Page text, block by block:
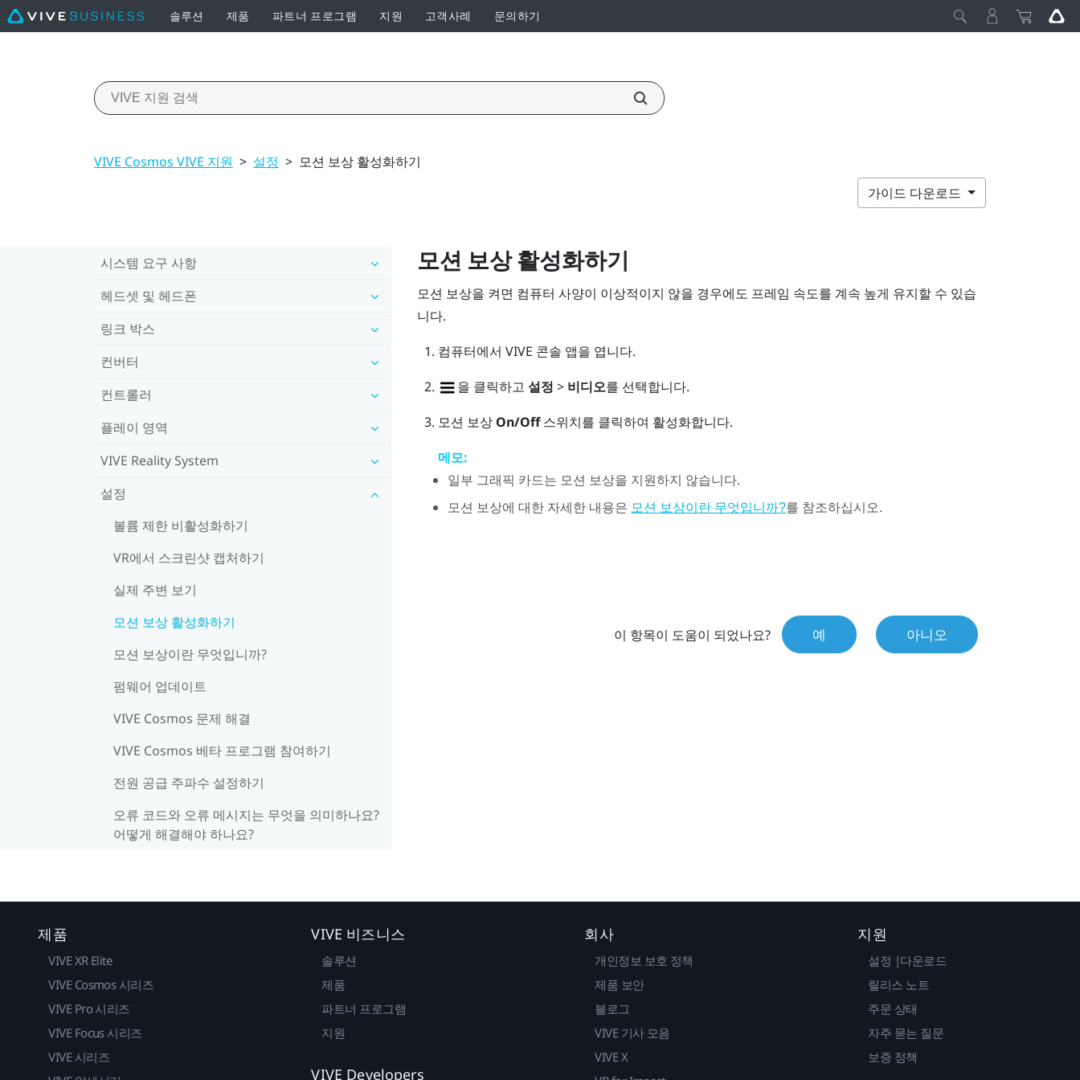
솔루션 제품 파트너 프로그램 지원 고객사례 문의하기
VIVE Cosmos VIVE 지원 > 설정 > 모션 보상 활성화하기
가이드 다운로드
시스템 요구 사항
헤드셋 및 헤드폰
링크 박스
컨버터
컨트롤러
플레이 영역
VIVE Reality System
설정
볼륨 제한 비활성화하기
VR에서 스크린샷 캡처하기
실제 주변 보기
모션 보상 활성화하기
모션 보상이란 무엇입니까?
펌웨어 업데이트
VIVE Cosmos 문제 해결
VIVE Cosmos 베타 프로그램 참여하기
전원 공급 주파수 설정하기
오류 코드와 오류 메시지는 무엇을 의미하나요?
어떻게 해결해야 하나요?
모션 보상 활성화하기
모션 보상을 켜면 컴퓨터 사양이 이상적이지 않을 경우에도 프레임 속도를 계속 높게 유지할 수 있습
니다.
컴퓨터에서 VIVE 콘솔 앱을 엽니다.
을 클릭하고 설정 > 비디오를 선택합니다.
모션 보상 On/Off스위치를 클릭하여 활성화합니다.
메모:
일부 그래픽 카드는 모션 보상을 지원하지 않습니다.
모션 보상에 대한 자세한 내용은 모션 보상이란 무엇입니까?를 참조하십시오.
이 항목이 도움이 되었나요? 예 아니오
제품
VIVE XR Elite
VIVE Cosmos 시리즈
VIVE Pro 시리즈
VIVE Focus 시리즈
VIVE 시리즈
VIVE 비즈니스
솔루션
제품
파트너 프로그램
지원
VIVE Developers
회사
개인정보 보호 정책
제품 보안
블로그
VIVE 기사 모음
VIVE X
지원
설정 |다운로드
릴리스 노트
주문 상태
자주 묻는 질문
보증 정책